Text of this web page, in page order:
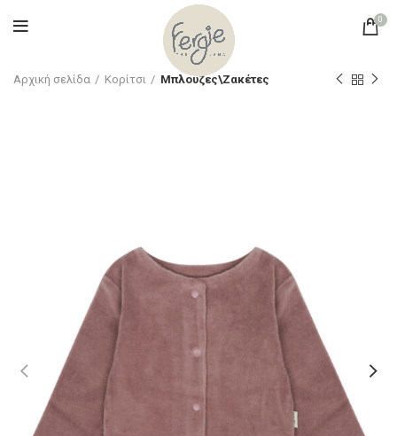
0
Αρχική σελίδα Κορίτσι Μπλούζες\Ζακέτες